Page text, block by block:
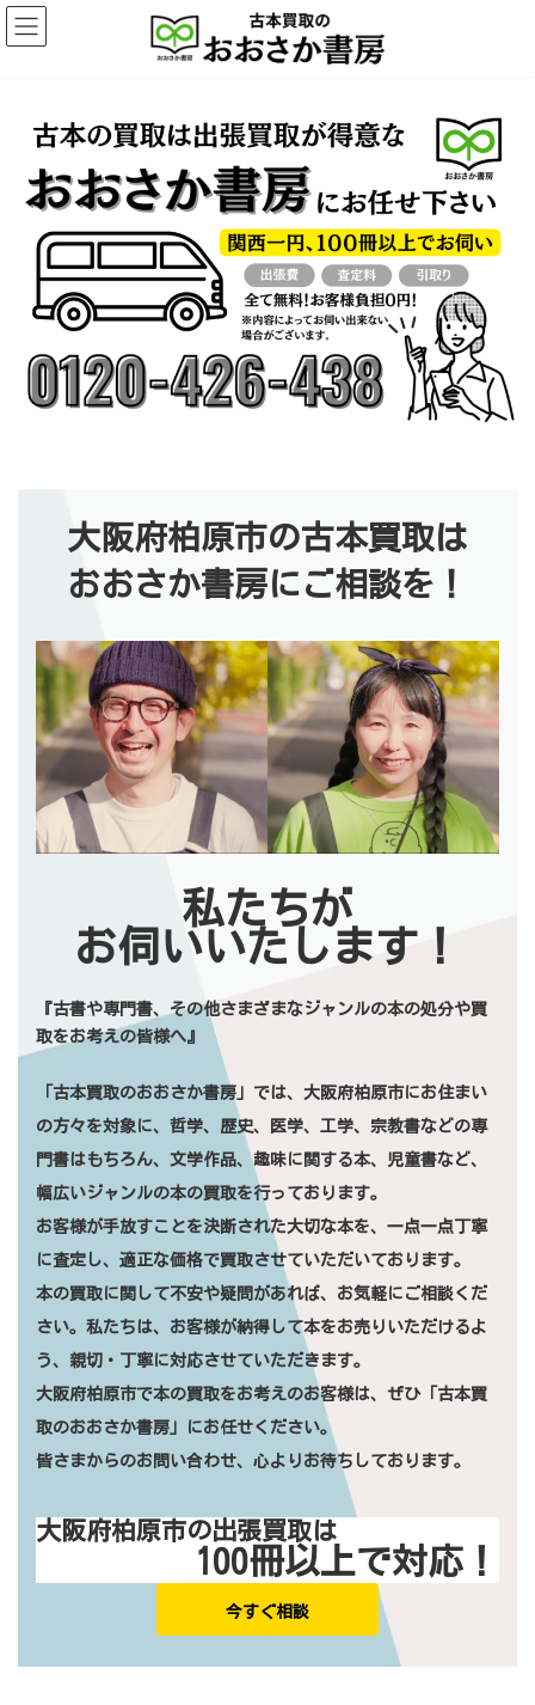
コ
ン
テ
ナ
ビ
ゲ
大阪府柏原市の古本買取は
おおさか書房にご相談を！
私たちが
お伺いいたします！
『古書や専門書、その他さまざまなジャンルの本の処分や買
取をお考えの皆様へ』
「古本買取のおおさか書房」では、 大阪府柏原市にお住まい
の方々を対象に、哲学、歴史、医学、工学、宗教書などの専
門書はもちろん、文学作品、趣味に関する本、児童書など、
幅広いジャンルの本の買取を行っております。
お客様が手放すことを決断された大切な本を、一点一点丁寧
に査定し、適正な価格で買取させていただいております。
本の買取に関して不安や疑問があれば、お気軽にご相談くだ
さい。私たちは、お客様が納得して本をお売りいただけるよ
う、親切・丁寧に対応させていただきます。
大阪府柏原市で本の買取をお考えのお客様は、ぜひ「古本買
取のおおさか書房」にお任せください。
皆さまからのお問い合わせ、心よりお待ちしております。
大阪府柏原市の出張買取は
100冊以上で対応！
今すぐ相談